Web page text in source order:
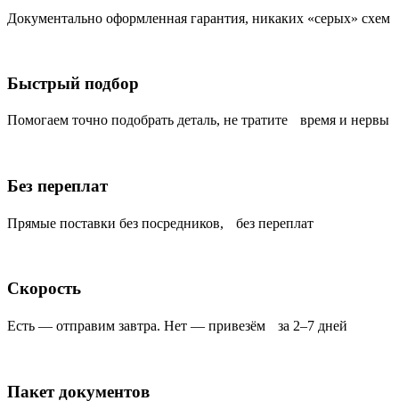
Документально оформленная гарантия, никаких «серых» схем
Быстрый подбор
Помогаем точно подобрать деталь, не тратите время и нервы
Без переплат
Прямые поставки без посредников, без переплат
Скорость
Есть — отправим завтра. Нет — привезём за 2–7 дней
Пакет документов